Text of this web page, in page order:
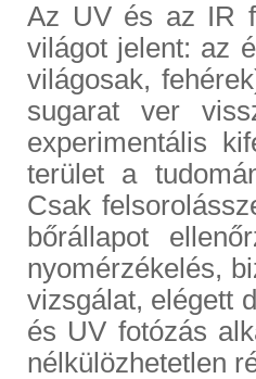
Az UV és az IR
világot jelent: az
világosak,
sugarat ver
experimentális
terület a
Csak
bőrállapot
nyomérzékelés,
vizsgálat, elégett
és UV fotózás
nélkülözhetetlen